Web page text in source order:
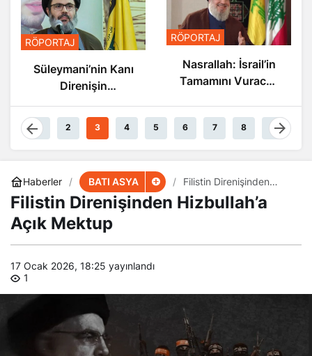
RÖPORTAJ
Süleymani’nin Kanı
Direnişin
Akıyor
RÖPORTAJ
Nasrallah: İsrail’in
Tamamını Vuracak
1 2 3 4 5 6 7 8 9
Haberler BATI ASYA
Filistin Direnişinden
Hizbullah’a Açık Mektup
Filistin Direnişinden Hizbullah’a
Açık Mektup
17 Ocak 2026, 18:25 yayınlandı
1